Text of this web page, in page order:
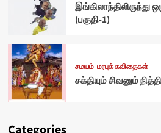
இங்கிலாந்திலிருந்து
(பகுதி-1)
சமயம் மரபுக் கவிதைகள்
சக்தியும் சிவனும்